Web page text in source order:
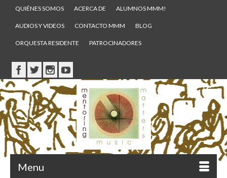
QUIÉNES SOMOS ACERCA DE ALUMNOS MMM!
AUDIOS Y VIDEOS CONTACTO MMM BLOG
ORQUESTA RESIDENTE PATROCINADORES
Menu